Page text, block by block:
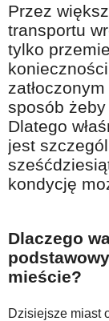
Na wesoło
Hobby i pasje
Żyj aktywnie
60plus -
Dobra opieka
Warto
Coś dla ducha
O finansach i
Ciekawe książki
Z internetem
Przez
transportu
tylko
sposób żeby
Dlatego
jest
kondycję
Dlaczego
mieście?
Dzisiejsze miast